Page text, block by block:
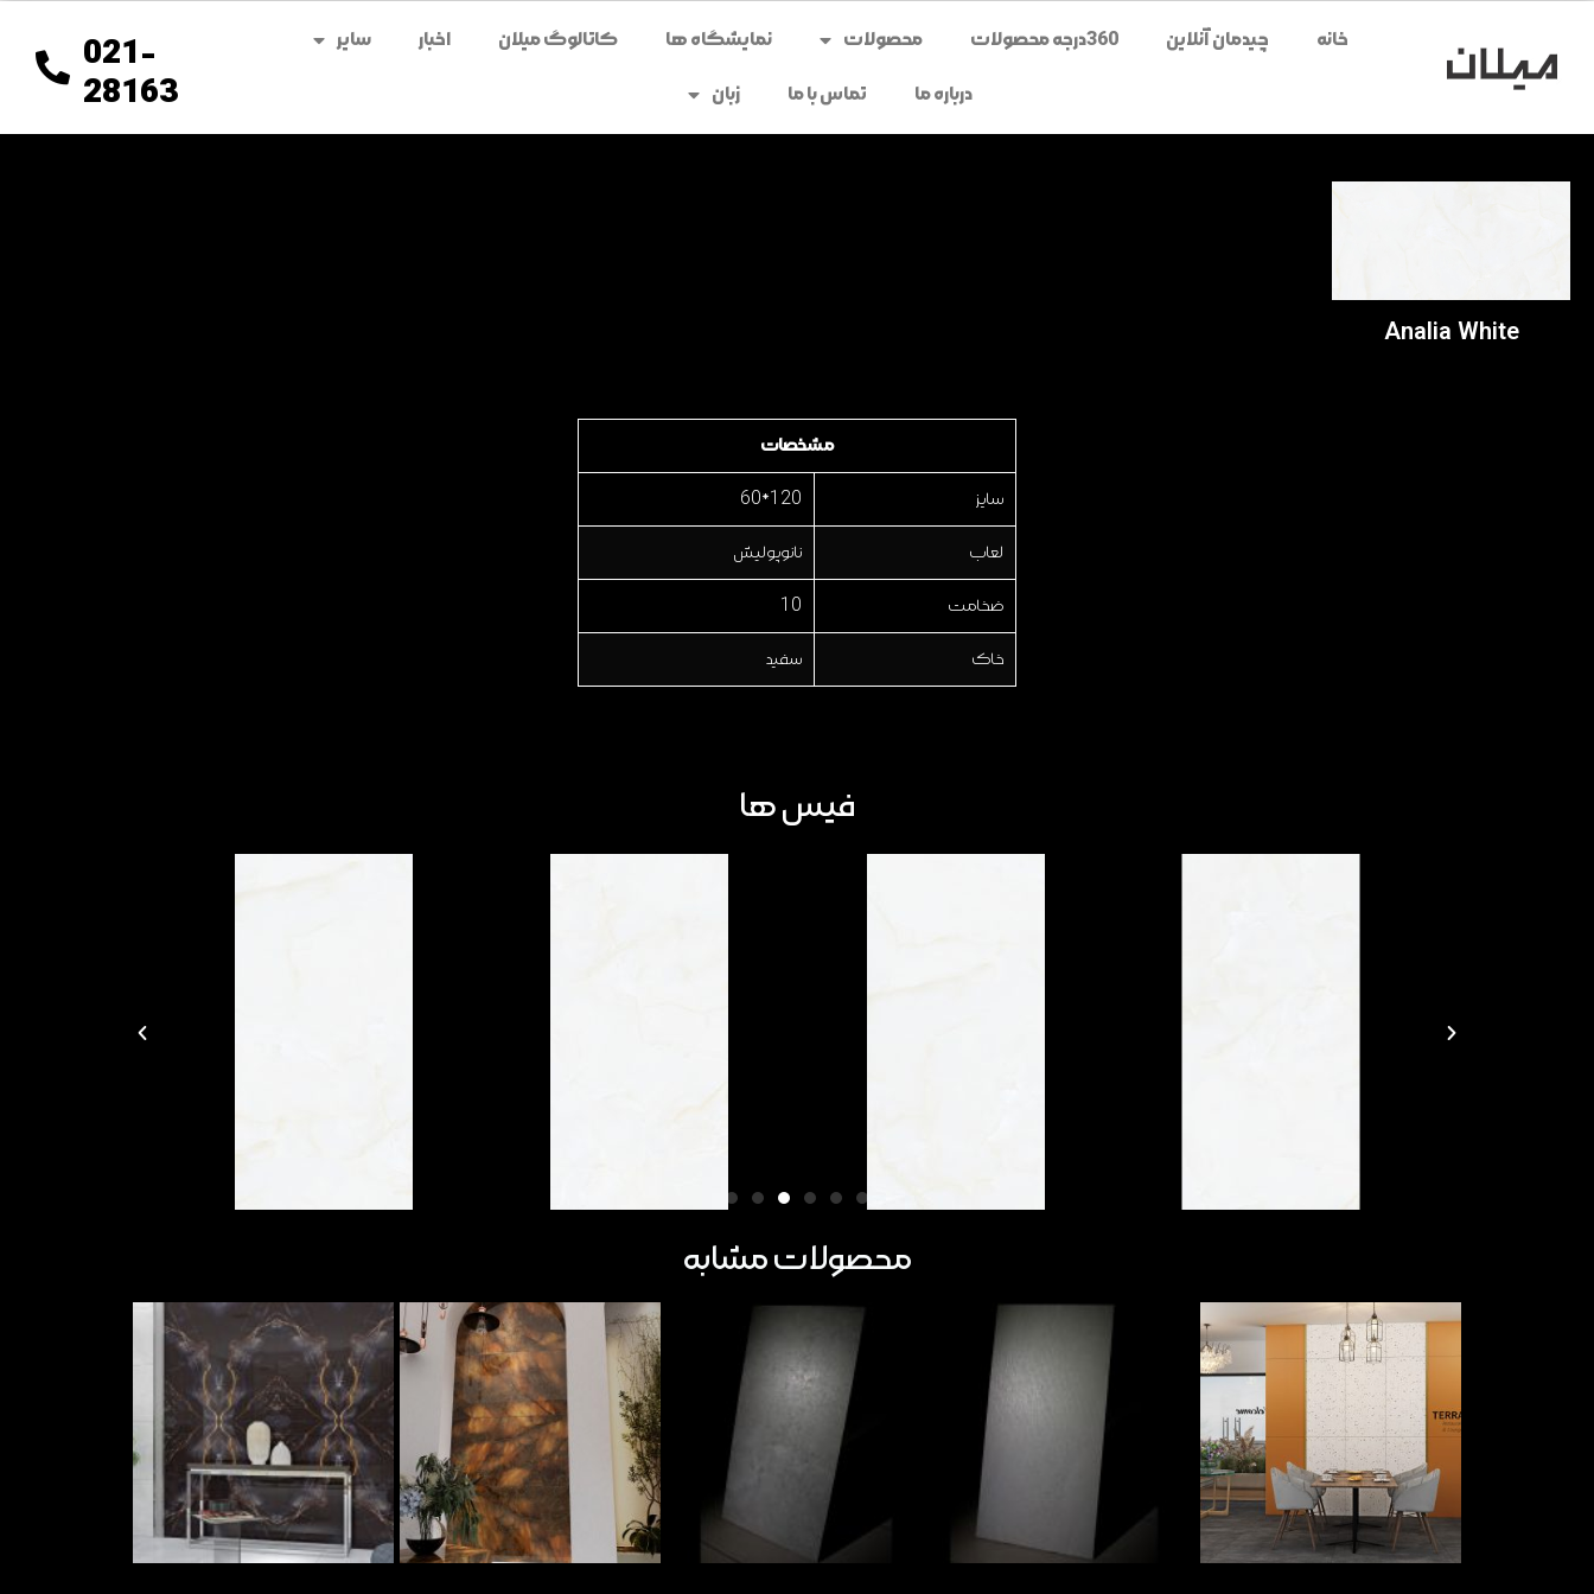
خانه چیدمان آنلاین 360درجه محصولات محصولات نمایشگاه ها کاتالوگ میلان اخبار سایر
درباره ما تماس با ما زبان
021-
28163
Analia White
مشخصات
سایز 120*60
لعاب نانوپولیش
ضخامت 10
خاک سفید
فیس ها
محصولات مشابه